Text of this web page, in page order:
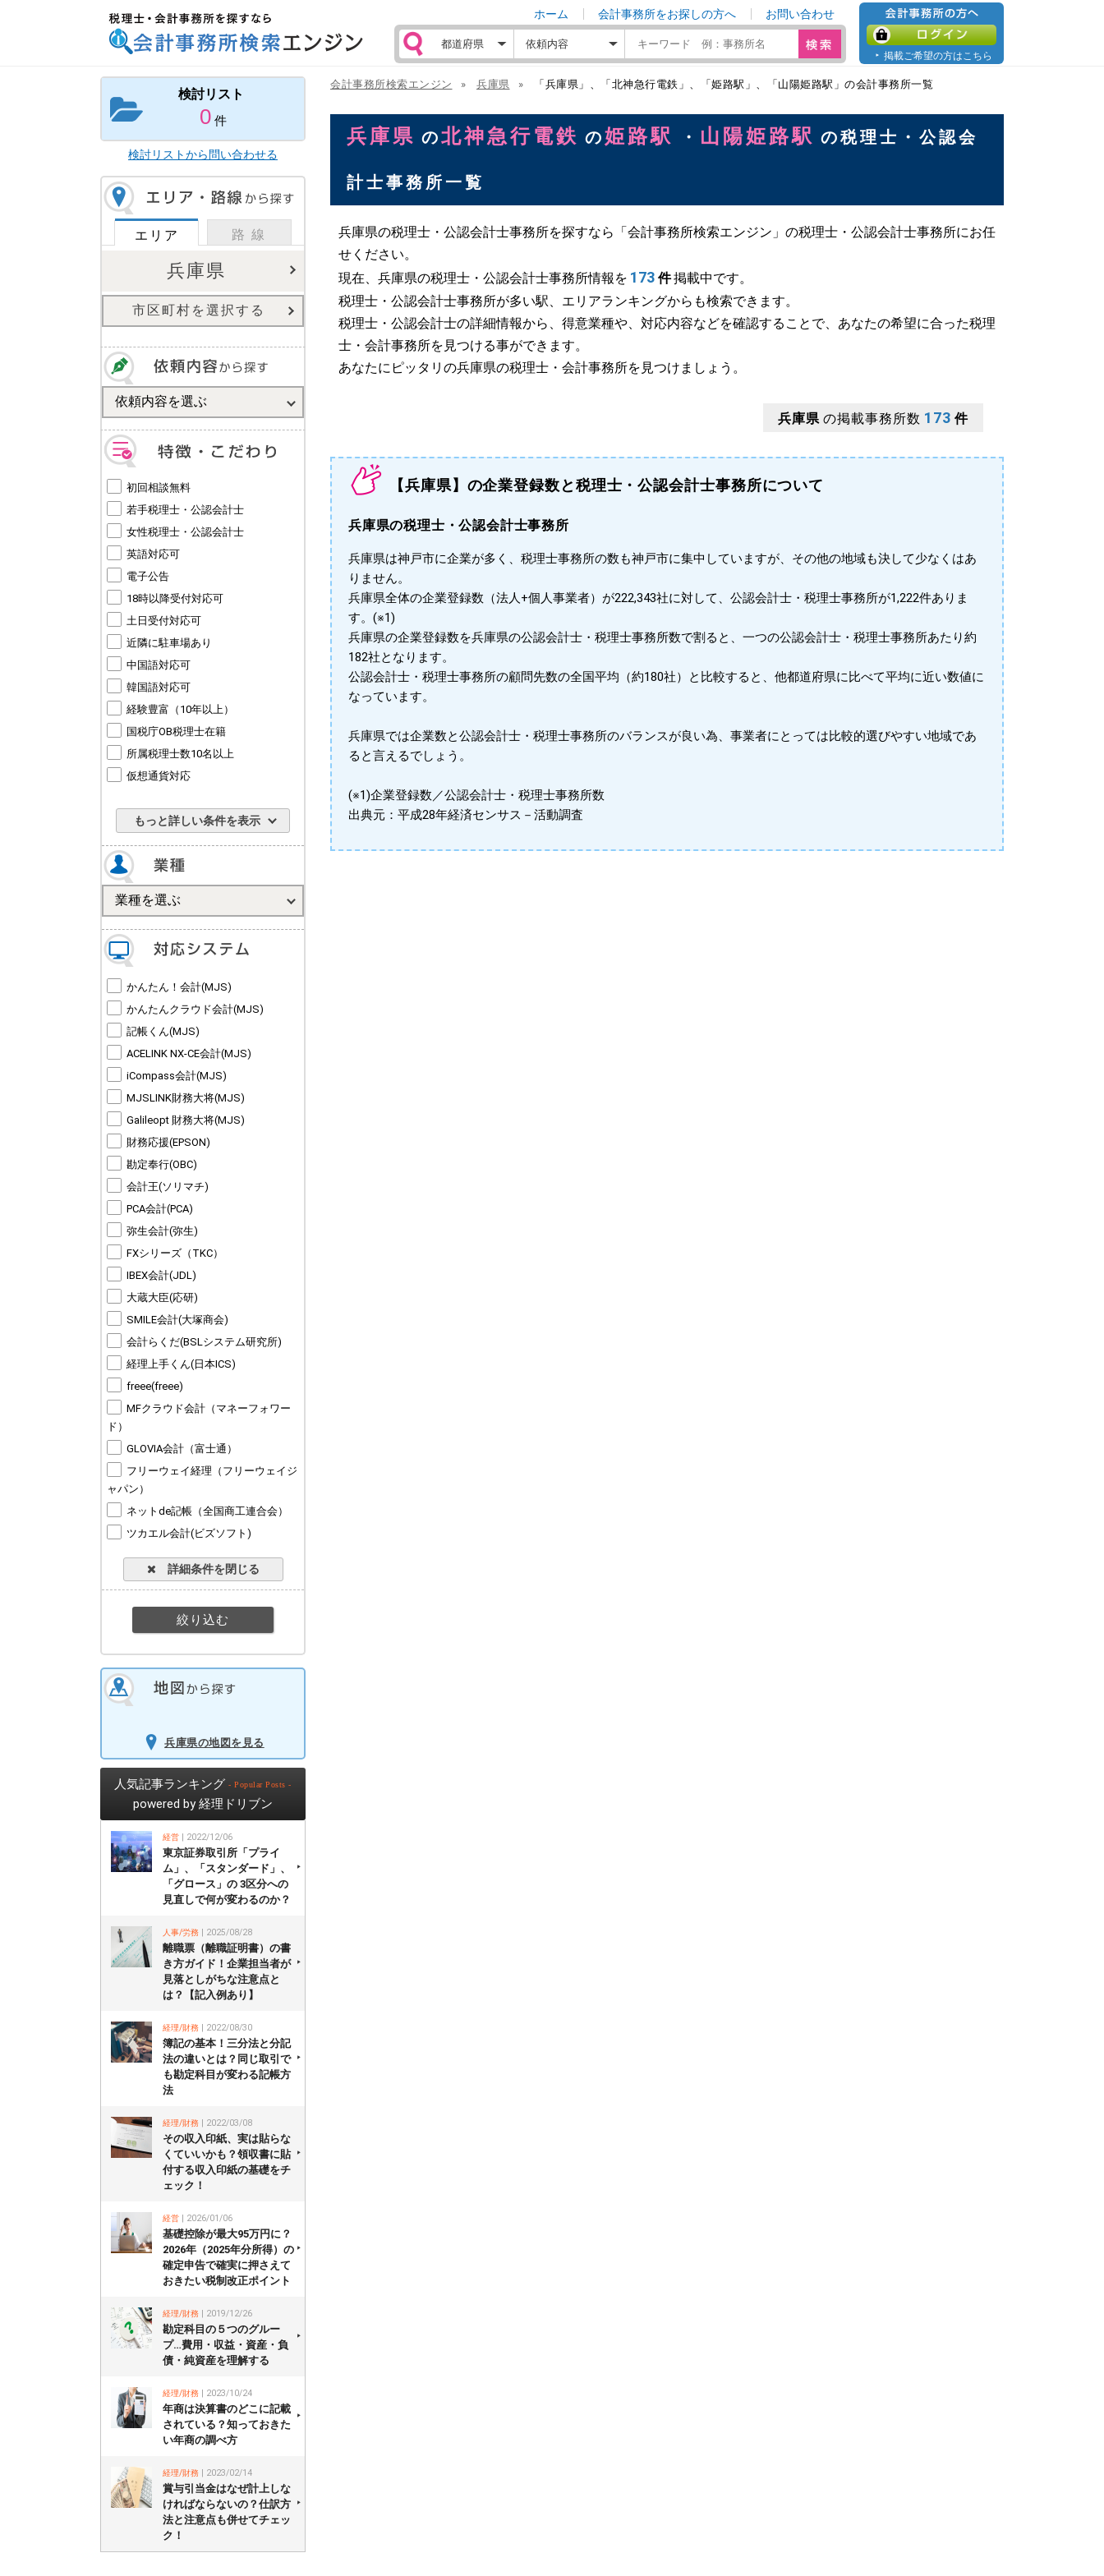
エンジン
ホーム 会計事務所をお探しの方へ
お問い合わせ
会計事務所の方へ
ログイン
掲載ご希望の方はこちら
検討リスト
0 件
検討リストから問い合わせる
エリア 路 線
兵庫県
市区町村を選択する
初回相談無料
若手税理士・公認会計士
女性税理士・公認会計士
英語対応可
電子公告
18時以降受付対応可
土日受付対応可
近隣に駐車場あり
中国語対応可
韓国語対応可
経験豊富（10年以上）
国税庁OB税理士在籍
所属税理士数10名以上
仮想通貨対応
もっと詳しい条件を表示
かんたん！会計(MJS)
かんたんクラウド会計(MJS)
記帳くん(MJS)
ACELINK NX-CE会計(MJS)
iCompass会計(MJS)
MJSLINK財務大将(MJS)
Galileopt 財務大将(MJS)
財務応援(EPSON)
勘定奉行(OBC)
会計王(ソリマチ)
PCA会計(PCA)
弥生会計(弥生)
FXシリーズ（TKC）
IBEX会計(JDL)
大蔵大臣(応研)
SMILE会計(大塚商会)
会計らくだ(BSLシステム研究所)
経理上手くん(日本ICS)
freee(freee)
MFクラウド会計（マネーフォワー
ド）
GLOVIA会計（富士通）
フリーウェイ経理（フリーウェイジ
ャパン）
ネットde記帳（全国商工連合会）
ツカエル会計(ビズソフト)
詳細条件を閉じる
兵庫県の地図を見る
人気記事ランキング- Popular Posts -
powered by 経理ドリブン
経営 | 2022/12/06
東京証券取引所「プライ
ム」、「スタンダード」、
「グロース」の 3区分への
見直しで何が変わるのか？
人事/労務 | 2025/08/28
離職票（離職証明書）の書
き方ガイド！企業担当者が
見落としがちな注意点と
は？【記入例あり】
経理/財務 | 2022/08/30
簿記の基本！三分法と分記
法の違いとは？同じ取引で
も勘定科目が変わる記帳方
法
経理/財務 | 2022/03/08
その収入印紙、実は貼らな
くていいかも？領収書に貼
付する収入印紙の基礎をチ
ェック！
経営 | 2026/01/06
基礎控除が最大95万円に？
2026年（2025年分所得）の
確定申告で確実に押さえて
おきたい税制改正ポイント
経理/財務 | 2019/12/26
勘定科目の５つのグルー
プ…費用・収益・資産・負
債・純資産を理解する
経理/財務 | 2023/10/24
年商は決算書のどこに記載
されている？知っておきた
い年商の調べ方
経理/財務 | 2023/02/14
賞与引当金はなぜ計上しな
ければならないの？仕訳方
法と注意点も併せてチェッ
ク！
会計事務所検索エンジン 兵庫県 「兵庫県」、「北神急行電鉄」、「姫路駅」、「山陽姫路駅」の会計事務所一覧
兵庫県 の北神急行電鉄 の姫路駅 ・ 山陽姫路駅 の税理士・公認会
計士事務所一覧
兵庫県の税理士・公認会計士事務所を探すなら「会計事務所検索エンジン」の税理士・公認会計士事務所にお任
せください。
現在、兵庫県の税理士・公認会計士事務所情報を 173 件掲載中です。
税理士・公認会計士事務所が多い駅、エリアランキングからも検索できます。
税理士・公認会計士の詳細情報から、得意業種や、対応内容などを確認することで、あなたの希望に合った税理
士・会計事務所を見つける事ができます。
あなたにピッタリの兵庫県の税理士・会計事務所を見つけましょう。
兵庫県 の掲載事務所数 173 件
【兵庫県】の企業登録数と税理士・公認会計士事務所について
兵庫県の税理士・公認会計士事務所
兵庫県は神戸市に企業が多く、税理士事務所の数も神戸市に集中していますが、その他の地域も決して少なくはあ
りません。
兵庫県全体の企業登録数（法人+個人事業者）が222,343社に対して、公認会計士・税理士事務所が1,222件ありま
す。(※1)
兵庫県の企業登録数を兵庫県の公認会計士・税理士事務所数で割ると、一つの公認会計士・税理士事務所あたり約
182社となります。
公認会計士・税理士事務所の顧問先数の全国平均（約180社）と比較すると、他都道府県に比べて平均に近い数値に
なっています。
兵庫県では企業数と公認会計士・税理士事務所のバランスが良い為、事業者にとっては比較的選びやすい地域であ
ると言えるでしょう。
(※1)企業登録数／公認会計士・税理士事務所数
出典元：平成28年経済センサス－活動調査